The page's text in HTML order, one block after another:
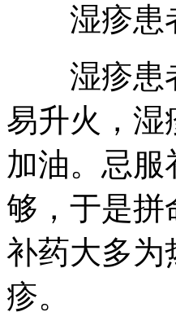
湿疹患
湿疹患者
易升火，
加油。忌
够，于是
补药大多为
疹。